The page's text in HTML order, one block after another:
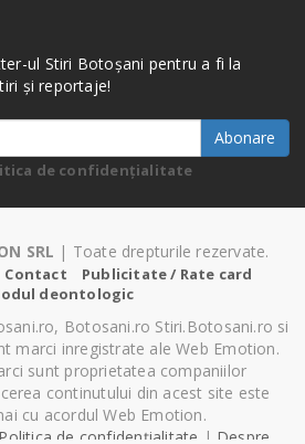
ul Stiri Botoșani pentru a fi la
și reportaje!
Abonare
de confidențialitate
SRL | Toate drepturile rezervate.
Contact
Publicitate / Rate card
deontologic
Botosani.ro Stiri.Botosani.ro si
marci inregistrate ale Web Emotion.
sunt proprietatea companiilor
continutului din acest site este
cu acordul Web Emotion.
Politica de confidențialitate | Despre